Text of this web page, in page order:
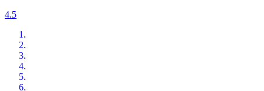
4.5